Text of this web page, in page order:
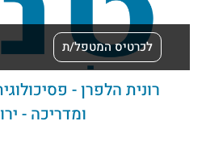
לכרטיס המטפל/ת
רונית הלפרן -
ומדריכה -